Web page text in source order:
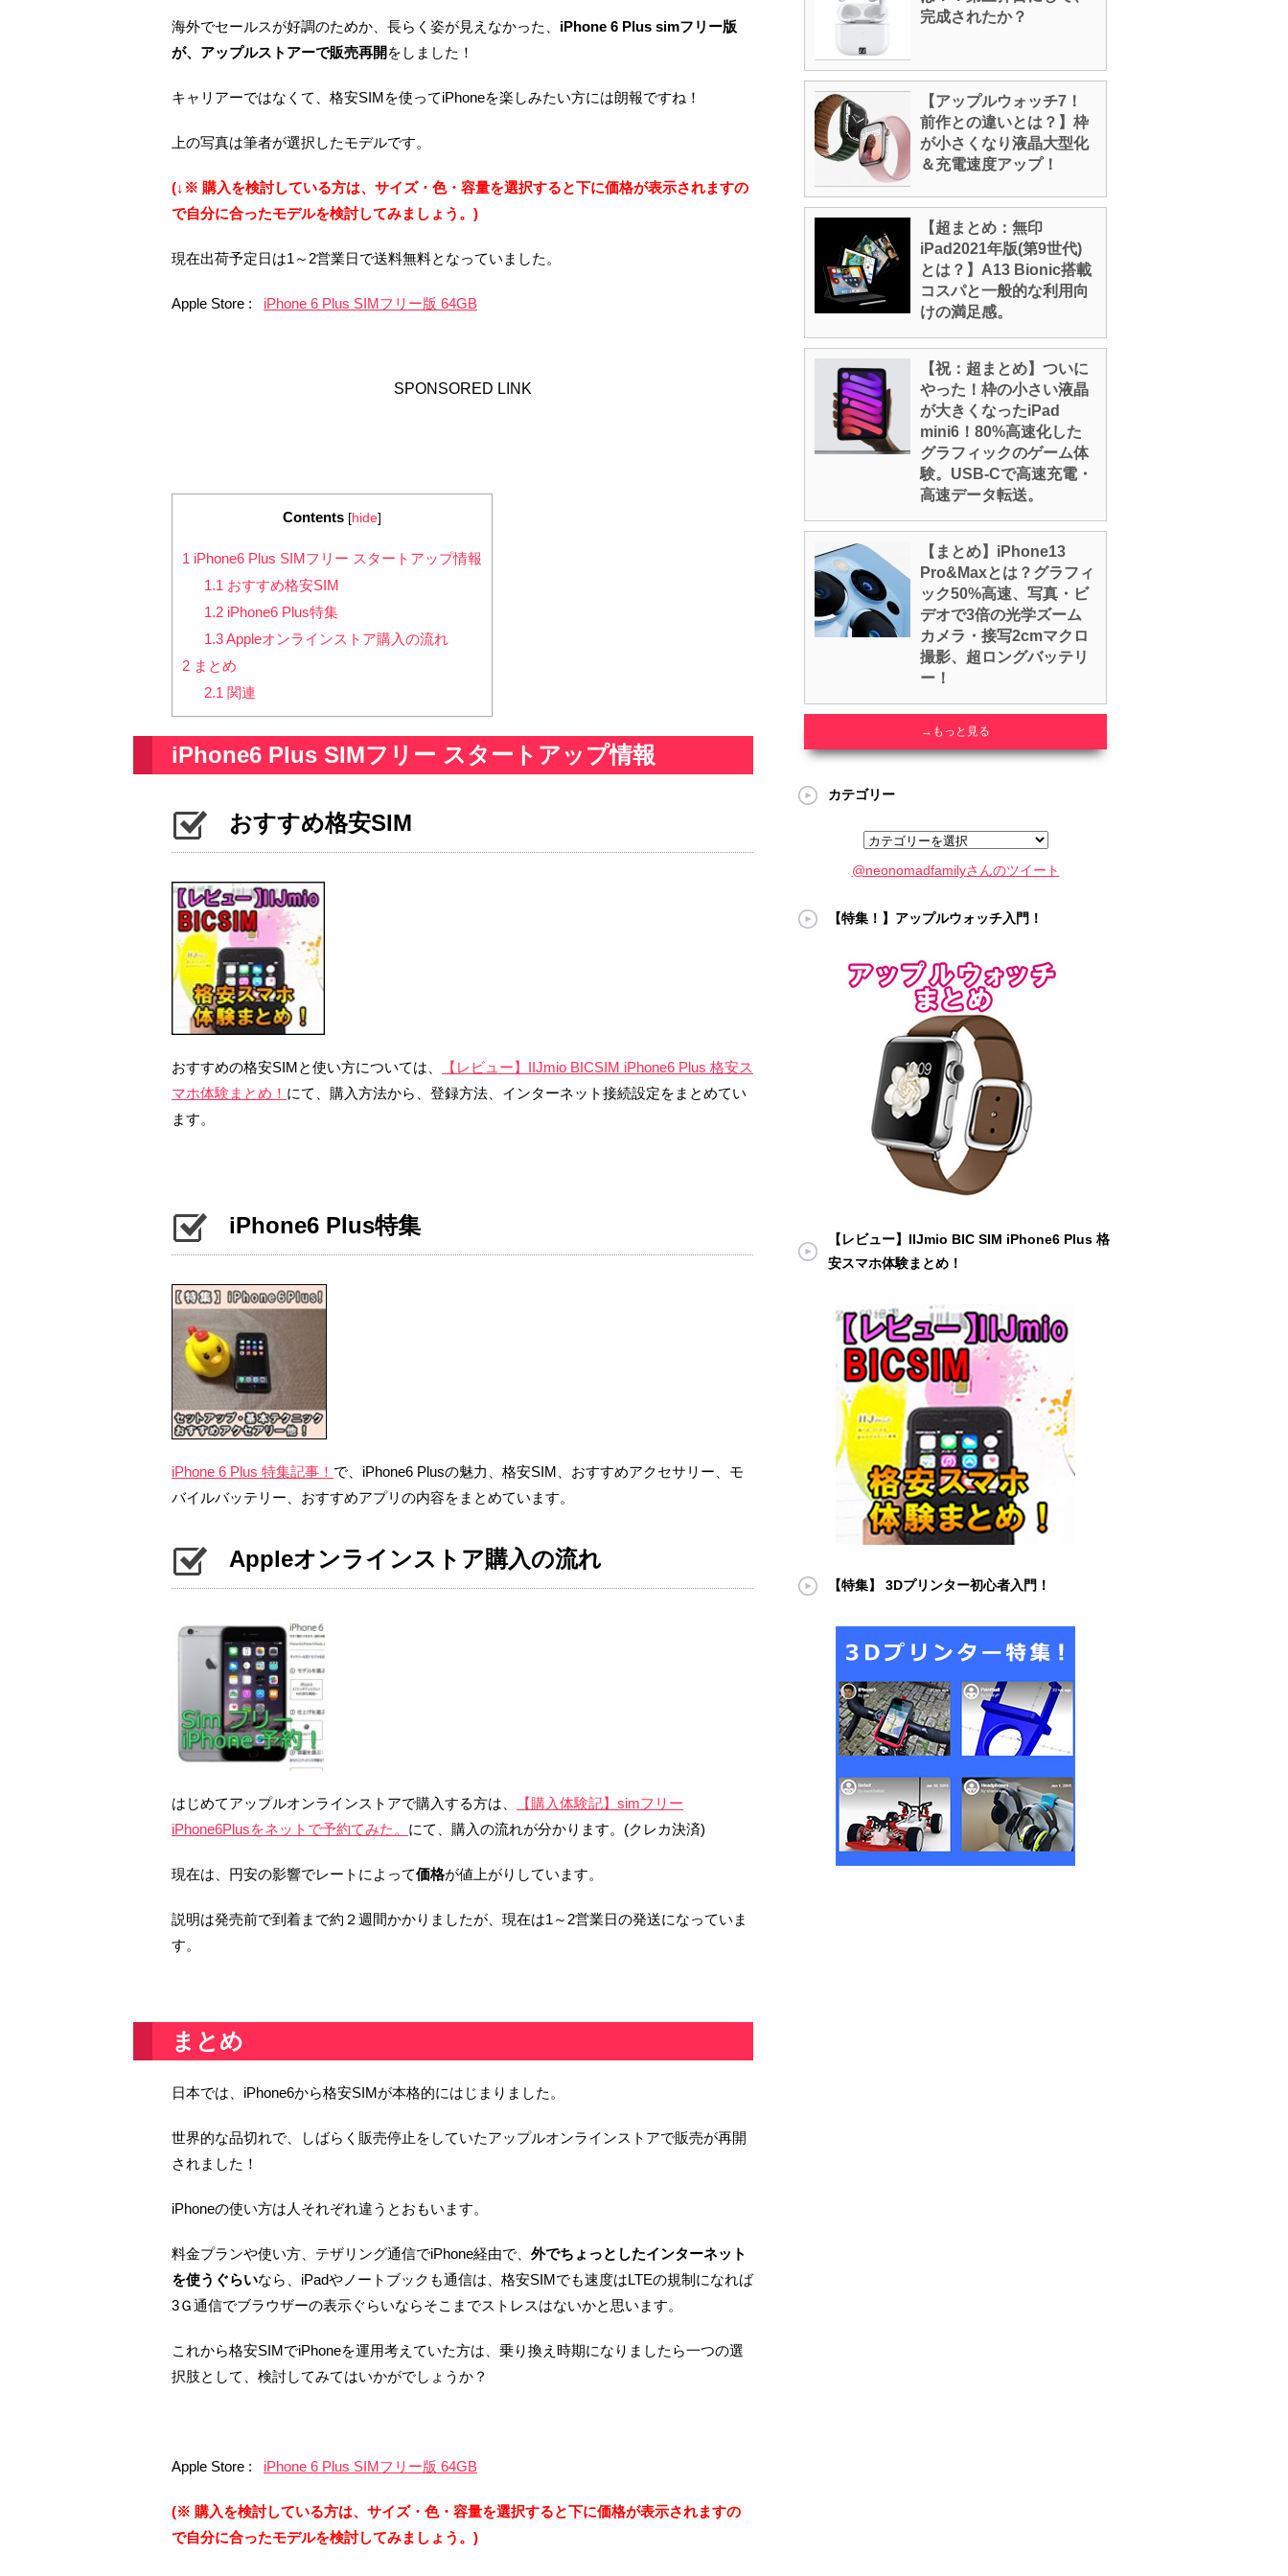
海外でセールスが好調のためか、長らく姿が見えなかった、 iPhone 6 Plus simフリー版
が、アップルストアーで販売再開 をしました！
キャリアーではなくて、格安SIMを使ってiPhoneを楽しみたい方には朗報ですね！
上の写真は筆者が選択したモデルです。
(↓※ 購入を検討している方は、サイズ・色・容量を選択すると下に価格が表示されますの
で自分に合ったモデルを検討してみましょう。)
現在出荷予定日は1～2営業日で送料無料となっていました。
Apple Store : iPhone 6 Plus SIMフリー版 64GB
SPONSORED LINK
Contents [hide]
1 iPhone6 Plus SIMフリー スタートアップ情報
1.1 おすすめ格安SIM
1.2iPhone6 Plus特集
1.3Appleオンラインストア購入の流れ
2 まとめ
2.1 関連
iPhone6 Plus SIMフリー スタートアップ情報
おすすめ格安SIM
おすすめの格安SIMと使い方については、
【レビュー】IIJmio BICSIM iPhone6 Plus 格安ス
マホ体験まとめ！ にて、購入方法から、登録方法、インターネット接続設定をまとめてい
ます。
iPhone6 Plus特集
iPhone 6 Plus 特集記事！ で、iPhone6 Plusの魅力、格安SIM、おすすめアクセサリー、モ
バイルバッテリー、おすすめアプリの内容をまとめています。
Appleオンラインストア購入の流れ
はじめてアップルオンラインストアで購入する方は、
【購入体験記】simフリー
iPhone6Plusをネットで予約てみた。 にて、購入の流れが分かります。(クレカ決済)
現在は、円安の影響でレートによって価格が値上がりしています。
説明は発売前で到着まで約２週間かかりましたが、現在は1～2営業日の発送になっていま
す。
まとめ
日本では、iPhone6から格安SIMが本格的にはじまりました。
世界的な品切れで、しばらく販売停止をしていたアップルオンラインストアで販売が再開
されました！
iPhoneの使い方は人それぞれ違うとおもいます。
料金プランや使い方、テザリング通信でiPhone経由で、 外でちょっとしたインターネット
を使うぐらいなら、iPadやノートブックも通信は、格安SIMでも速度はLTEの規制になれば
3Ｇ通信でブラウザーの表示ぐらいならそこまでストレスはないかと思います。
これから格安SIMでiPhoneを運用考えていた方は、乗り換え時期になりましたら一つの選
択肢として、検討してみてはいかがでしょうか？
Apple Store : iPhone 6 Plus SIMフリー版 64GB
(※ 購入を検討している方は、サイズ・色・容量を選択すると下に価格が表示されますの
で自分に合ったモデルを検討してみましょう。)
完成されたか？
【アップルウォッチ7！
前作との違いとは？】枠
が小さくなり液晶大型化
＆充電速度アップ！
【超まとめ：無印
iPad2021年版(第9世代)
とは？】A13 Bionic搭載
コスパと一般的な利用向
けの満足感。
【祝：超まとめ】ついに
やった！枠の小さい液晶
が大きくなったiPad
mini6！80%高速化した
グラフィックのゲーム体
験。USB-Cで高速充電・
高速データ転送。
【まとめ】iPhone13
Pro&Maxとは？グラフィ
ック50%高速、写真・ビ
デオで3倍の光学ズーム
カメラ・接写2cmマクロ
撮影、超ロングバッテリ
ー！
→もっと見る
カテゴリー
@neonomadfamilyさんのツイート
【特集！】アップルウォッチ入門！
【レビュー】IIJmio BIC SIM iPhone6 Plus 格
安スマホ体験まとめ！
【特集】 3Dプリンター初心者入門！